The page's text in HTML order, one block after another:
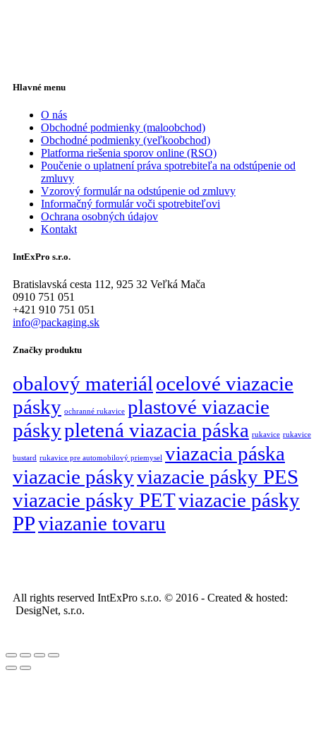
Hlavné menu
O nás
Obchodné podmienky (maloobchod)
Obchodné podmienky (veľkoobchod)
Platforma riešenia sporov online (RSO)
Poučenie o uplatnení práva spotrebiteľa na odstúpenie od
zmluvy
Vzorový formulár na odstúpenie od zmluvy
Informačný formulár voči spotrebiteľovi
Ochrana osobných údajov
Kontakt
IntExPro s.r.o.
Bratislavská cesta 112, 925 32 Veľká Mača
0910 751 051
+421 910 751 051
info@packaging.sk
Značky produktu
obalový materiál ocelové viazacie
pásky ochranné rukavice plastové viazacie
páskypletená viazacia páska rukavice rukavice
bustard rukavice pre automobilový priemysel viazacia páska
viazacie páskyviazacie pásky PES
viazacie pásky PETviazacie pásky
PPviazanie tovaru
All rights reserved IntExPro s.r.o. © 2016 - Created & hosted:
DesigNet, s.r.o.